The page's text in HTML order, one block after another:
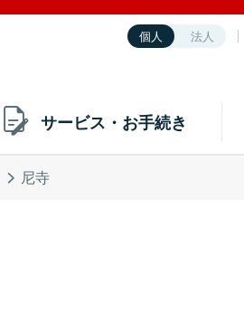
個人 法人
サービス・お手続き
尼寺